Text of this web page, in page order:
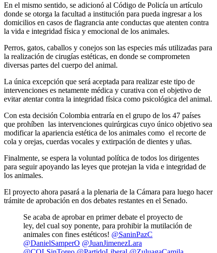
En el mismo sentido, se adicionó al Código de Policía un artículo
donde se otorga la facultad a institución para pueda ingresar a los
domicilios en casos de flagrancia ante conductas que atenten contra
la vida e integridad física y emocional de los animales.
Perros, gatos, caballos y conejos son las especies más utilizadas para
la realización de cirugías estéticas, en donde se comprometen
diversas partes del cuerpo del animal.
La única excepción que será aceptada para realizar este tipo de
intervenciones es netamente médica y curativa con el objetivo de
evitar atentar contra la integridad física como psicológica del animal.
Con esta decisión Colombia entraría en el grupo de los 47 países
que prohíben las intervenciones quirúrgicas cuyo único objetivo sea
modificar la apariencia estética de los animales como el recorte de
cola y orejas, cuerdas vocales y extirpación de dientes y uñas.
Finalmente, se espera la voluntad política de todos los dirigentes
para seguir apoyando las leyes que protejan la vida e integridad de
los animales.
El proyecto ahora pasará a la plenaria de la Cámara para luego hacer
trámite de aprobación en dos debates restantes en el Senado.
Se acaba de aprobar en primer debate el proyecto de
ley, del cual soy ponente, para prohibir la mutilación de
animales con fines estéticos! @SaninPazC
@DanielSamperO @JuanJimenezLara